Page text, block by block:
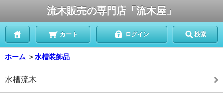
流木販売の専門店「流木屋」
カート ログイン 検索
ホーム ＞水槽装飾品
水槽流木